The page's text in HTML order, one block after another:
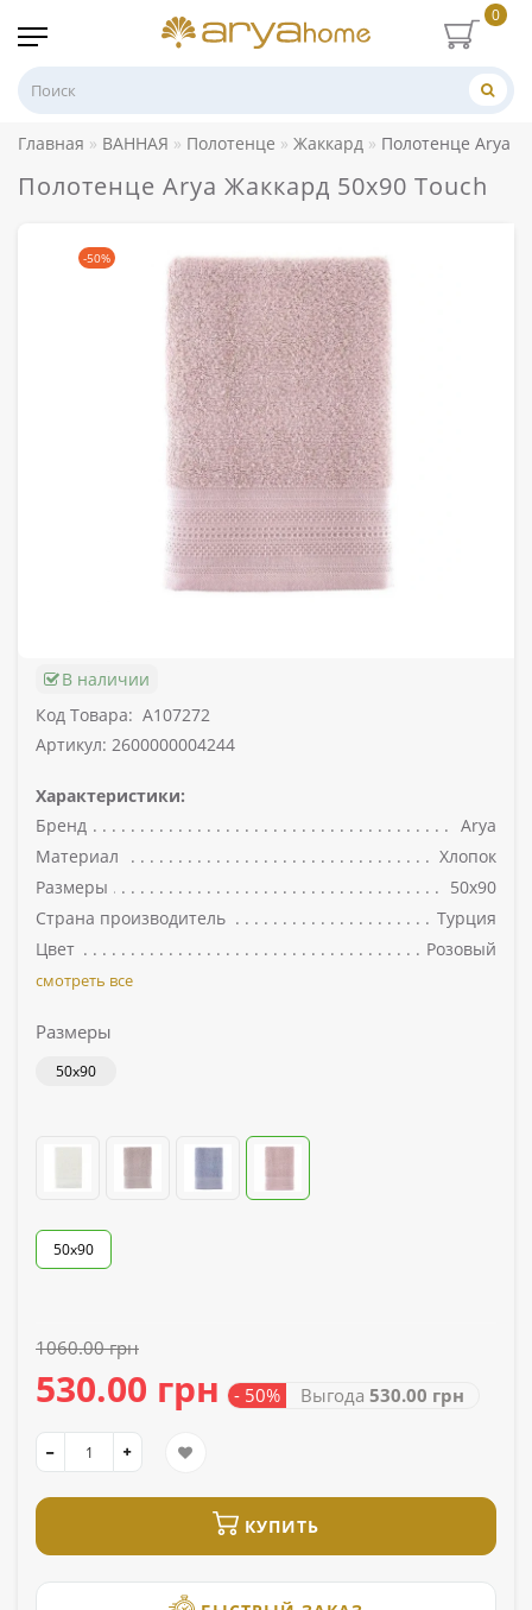
0
Главная ВАННАЯ Полотенце Жаккард Полотенце Arya
Полотенце Arya Жаккард 50x90 Touch
-50%
В наличии
Код Товара: A107272
Артикул: 2600000004244
Характеристики:
Бренд
Arya
Материал
Хлопок
Размеры
50х90
Страна производитель
Турция
Цвет
Розовый
смотреть все
Размеры
50x90
50х90
1060.00 грн
530.00 грн - 50% Выгода 530.00 грн
КУПИТЬ